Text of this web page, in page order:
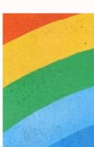
ஒரே
எழுதியவர்
செய்தி முன்னோட்டம்
இந்தியாவில்
நீதிமன்றத்தில்
இதுவாகும்.
வரும்
தலைமை நீதிபதி